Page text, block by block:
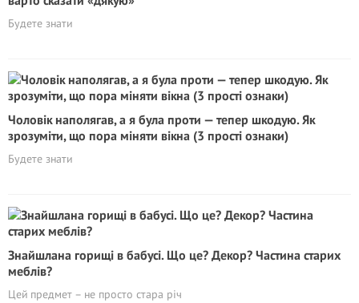
Будете знати
Чоловік наполягав, а я була проти — тепер шкодую. Як
зрозуміти, що пора міняти вікна (3 прості ознаки)
Будете знати
Знайшлана горищі в бабусі. Що це? Декор? Частина старих
меблів?
Цей предмет – не просто стара річ